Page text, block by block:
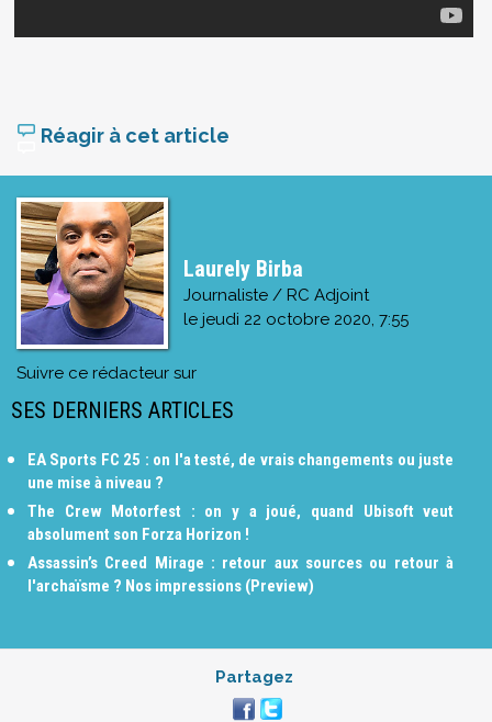
Réagir à cet article
Laurely Birba
Journaliste / RC Adjoint
le jeudi 22 octobre 2020, 7:55
Suivre ce rédacteur sur
SES DERNIERS ARTICLES
EA Sports FC 25 : on l'a testé, de vrais changements ou juste
une mise à niveau ?
The Crew Motorfest : on y a joué, quand Ubisoft veut
absolument son Forza Horizon !
Assassin’s Creed Mirage : retour aux sources ou retour à
l'archaïsme ? Nos impressions (Preview)
Partagez